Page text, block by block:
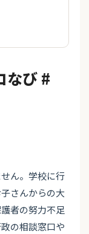
なび #
ん。学校に行
さんからの大
者の努力不足
の相談窓口や